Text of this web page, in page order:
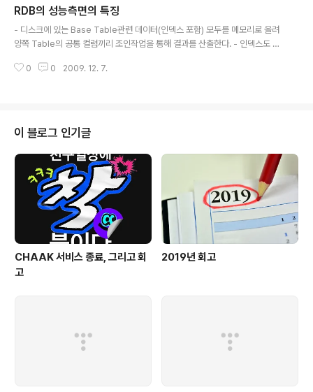
2 등산 2 1 야구 일련번호는 해당 취미가 여러개이기때문에 구분하기 위해 사
용하는 애트리뷰트이다. 2NF : 부분적 함수종속성을 제거하는 것이다. ** 함수
적 종속성 (FD : Functional Dependency) : 하나의 속성이 다..
RDB의 성능측면의 특징
- 디스크에 있는 Base Table관련 데이터(인덱스 포함) 모두를 메모리로 올려
양쪽 Table의 공통 컬럼끼리 조인작업을 통해 결과를 산출한다. - 인덱스도 데
이블이 있다. - SQL을 컴파일 하는 옵티마이저는 RDBMS의 시스템 상황에 맞
- 옵티마이저의 SQL 컴파일 행태를 해석하여 최적안을 구한다. - 모델링 -> S
QL설계 -> 시스템 튜닝 행태로 DB튜닝을 진행한다. * 비트..
0 0 2009. 12. 7.
이 블로그 인기글
CHAAK 서비스 종료, 그리고 회
고
2019년 회고